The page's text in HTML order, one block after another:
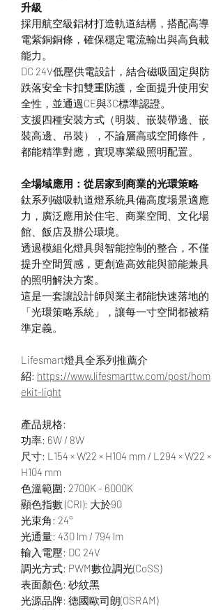
升級
採用航空級鋁材打造軌道結構，搭配高導
電紫銅銅條，確保穩定電流輸出與高負載
能力。
DC 24V低壓供電設計，結合磁吸固定與防
跌落安全卡扣雙重防護，全面提升使用安
全性，並通過CE與3C標準認證。
支援四種安裝方式（明裝、嵌裝帶邊、嵌
裝高邊、吊裝），不論層高或空間條件，
都能精準對應，實現專業級照明配置。
全場域應用：從居家到商業的光環策略
鈦系列磁吸軌道燈系統具備高度場景適應
力，廣泛應用於住宅、商業空間、文化場
館、飯店及辦公環境。
透過模組化燈具與智能控制的整合，不僅
提升空間質感，更創造高效能與節能兼具
的照明解決方案。
這是一套讓設計師與業主都能快速落地的
「光環策略系統」，讓每一寸空間都被精
準定義。
Lifesmart燈具全系列推薦介
紹: https://www.lifesmarttw.com/post/hom
ekit-light
產品規格:
功率: 6W / 8W
尺寸: L154 × W22 × H104 mm / L294 × W22 ×
H104 mm
色溫範圍: 2700K - 6000K
顯色指數 (CRI): 大於90
光束角: 24°
光通量: 430 lm / 794 lm
輸入電壓: DC 24V
調光方式: PWM數位調光(CoSS)
表面顏色: 砂紋黑
光源品牌: 德國歐司朗(OSRAM)